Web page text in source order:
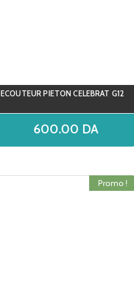
ECOUTEUR PIETON CELEBRAT G12
600.00 DA
Promo !